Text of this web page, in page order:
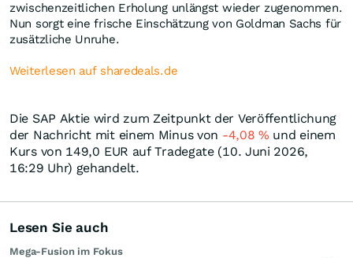
zwischenzeitlichen Erholung unlängst wieder zugenommen.
Nun sorgt eine frische Einschätzung von Goldman Sachs für
zusätzliche Unruhe.
Weiterlesen auf sharedeals.de
Die SAP Aktie wird zum Zeitpunkt der Veröffentlichung
der Nachricht mit einem Minus von -4,08% und einem
Kurs von 149,0 EUR auf Tradegate (10. Juni 2026,
16:29 Uhr) gehandelt.
Lesen Sie auch
Mega-Fusion im Fokus